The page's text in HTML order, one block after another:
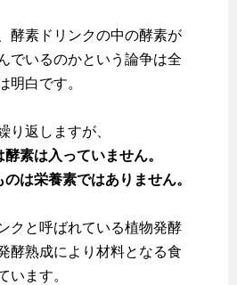
酵素ドリンクの中の酵素が
でいるのかという論争は全
明白です。
り返しますが、
素は入っていません。
は栄養素ではありません。
クと呼ばれている植物発酵
酵熟成により材料となる食
います。